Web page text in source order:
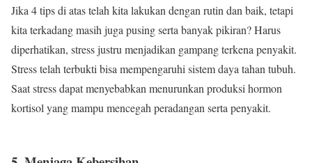
Jika 4 tips di atas telah kita lakukan dengan rutin dan baik, tetapi
kita terkadang masih juga pusing serta banyak pikiran? Harus
diperhatikan, stress justru menjadikan gampang terkena penyakit.
Stress telah terbukti bisa mempengaruhi sistem daya tahan tubuh.
Saat stress dapat menyebabkan menurunkan produksi hormon
kortisol yang mampu mencegah peradangan serta penyakit.